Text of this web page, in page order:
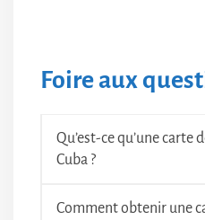
Foire aux
Qu’est-ce qu’une carte
Cuba ?
Comment obtenir une